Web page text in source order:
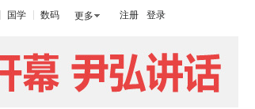
国学 数码 更多 注册 登录